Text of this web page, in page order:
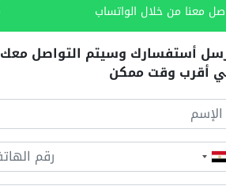
معنا من خلال الواتساب
أستفسارك وسيتم التواصل معك
أقرب وقت ممكن